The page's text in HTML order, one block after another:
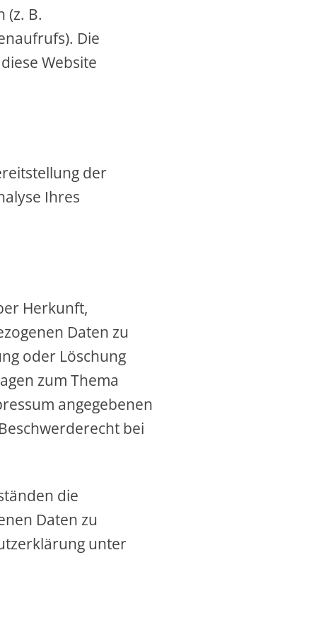
(z. B.
Die
Website
der
Ihres
Herkunft,
Daten zu
oder Löschung
zum Thema
angegebenen
bei
die
Daten zu
unter